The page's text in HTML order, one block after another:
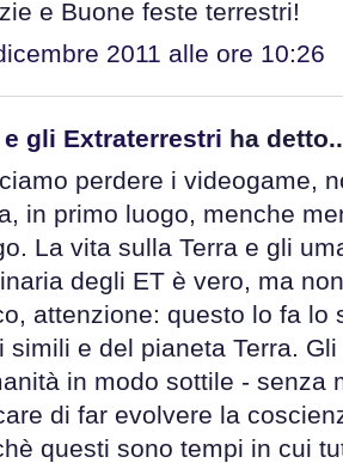
e Buone feste terrestri!
2011 alle ore 10:26
e gli Extraterrestri ha
perdere i videogame,
in primo luogo, menche
La vita sulla Terra e gli
degli ET è vero, ma
attenzione: questo lo fa lo
simili e del pianeta Terra.
in modo sottile - senza
di far evolvere la
questi sono tempi in cui